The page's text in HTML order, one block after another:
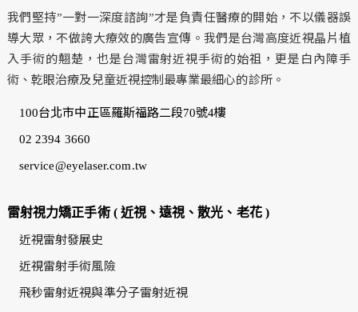
我們堅持”一對一深度諮詢”才是負責任醫療的開始，不以儀器誤
導大眾，不做誇大療效的廣告宣傳。我們是台灣高度近視晶片植
入手術的翹楚，也是台灣雷射近視手術的始祖，更是白內障手
術、乾眼治療及兒童近視控制最專業最細心的診所。
100台北市中正區羅斯福路二段70號4樓
02 2394 3660
service@eyelaser.com.tw
雷射視力矯正手術 ( 近視、遠視、散光、老花 )
近視雷射發展史
近視雷射手術風險
飛秒雷射近視與準分子雷射近視